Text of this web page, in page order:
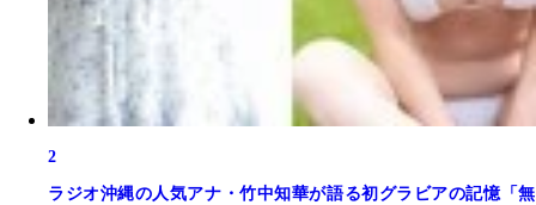
2
ラジオ沖縄の人気アナ・竹中知華が語る初グラビアの記憶「無